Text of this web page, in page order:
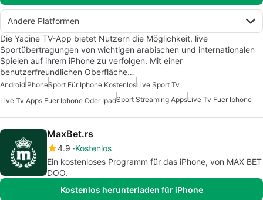
Andere Platformen
Die Yacine TV-App bietet Nutzern die Möglichkeit, live
Sportübertragungen von wichtigen arabischen und internationalen
Spielen auf ihrem iPhone zu verfolgen. Mit einer
benutzerfreundlichen Oberfläche…
AndroidiPhoneSport Für Iphone KostenlosLive Sport Tv
Live Tv Apps Fuer Iphone Oder IpadSport Streaming AppsLive Tv Fuer Iphone
MaxBet.rs
4.9 Kostenlos
Ein kostenloses Programm für das iPhone, von MAX BET
DOO.
Kostenlos herunterladen für iPhone